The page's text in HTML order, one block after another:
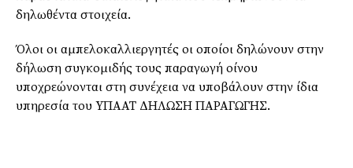
δηλωθέντα στοιχεία.
Όλοι οι αμπελοκαλλιεργητές οι οποίοι δηλώνουν στην
δήλωση συγκομιδής τους παραγωγή οίνου
υποχρεώνονται στη συνέχεια να υποβάλουν στην ίδια
υπηρεσία του ΥΠΑΑΤ ΔΗΛΩΣΗ ΠΑΡΑΓΩΓΗΣ.